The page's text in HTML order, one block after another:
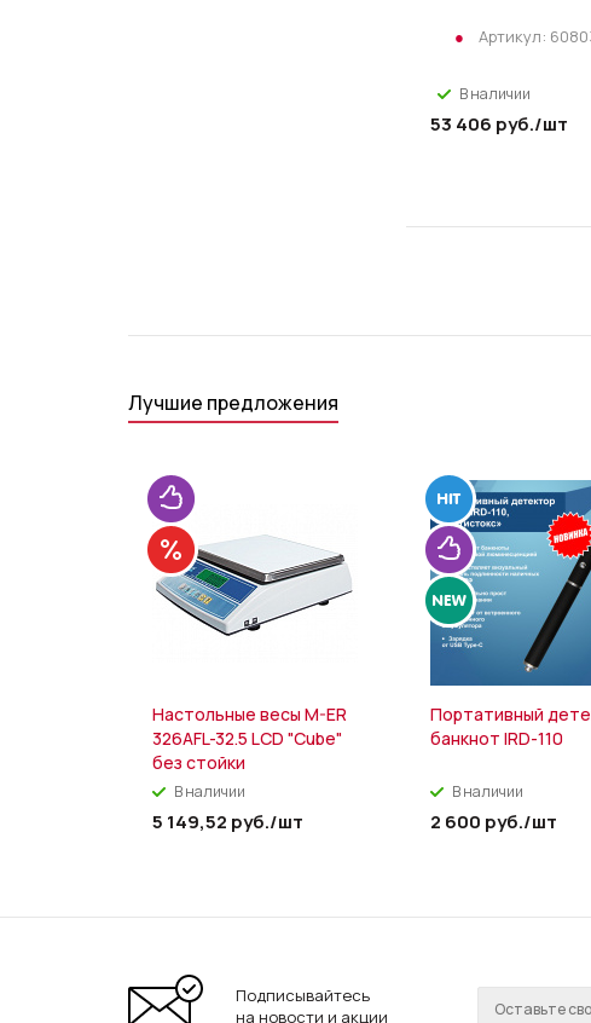
Артикул:
В наличии
53 406 руб./шт
Лучшие предложения
Настольные весы M-ER
326AFL-32.5 LCD "Cube"
без стойки
В наличии
5 149,52 руб./шт
Портативный
банкнот IRD-110
В наличии
2 600 руб./шт
Подписывайтесь
на новости и акции